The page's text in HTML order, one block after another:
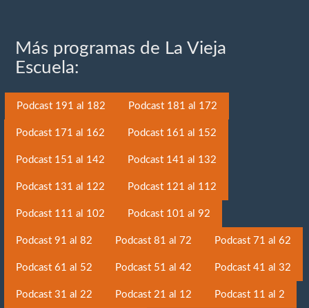
Más programas de La Vieja
Escuela:
Podcast 191 al 182 Podcast 181 al 172
Podcast 171 al 162 Podcast 161 al 152
Podcast 151 al 142 Podcast 141 al 132
Podcast 131 al 122 Podcast 121 al 112
Podcast 111 al 102 Podcast 101 al 92
Podcast 91 al 82 Podcast 81 al 72 Podcast 71 al 62
Podcast 61 al 52 Podcast 51 al 42 Podcast 41 al 32
Podcast 31 al 22 Podcast 21 al 12 Podcast 11 al 2